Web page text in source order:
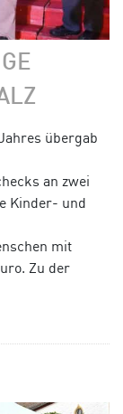
übergab
an zwei
Kinder- und
mit
Zu der